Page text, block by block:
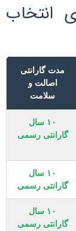
گارانتی
اصالت و
سلامت
۱۰ سال
رسمی
۱۰ سال
رسمی
۱۰ سال
رسمی